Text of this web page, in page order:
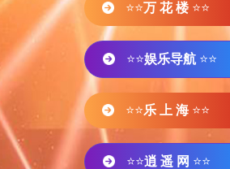
⭐⭐万 花 楼 ⭐⭐
⭐⭐娱乐导航 ⭐⭐
⭐⭐乐 上 海 ⭐⭐
⭐⭐逍 遥 网 ⭐⭐